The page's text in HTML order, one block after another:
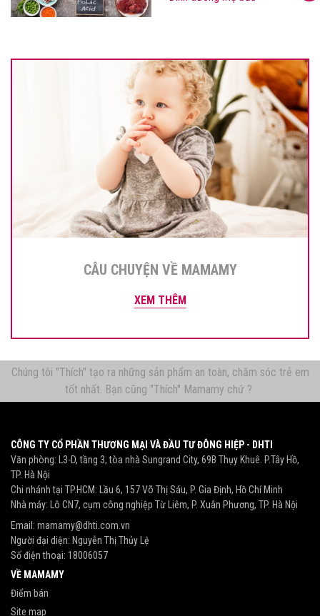
CÂU CHUYỆN VỀ MAMAMY
XEM THÊM
Chúng tôi "Thích" tạo ra những sản phẩm an toàn, chăm sóc trẻ em
tốt nhất. Bạn cũng "Thích" Mamamy chứ ?
CÔNG TY CỔ PHẦN THƯƠNG MẠI VÀ ĐẦU TƯ ĐÔNG HIỆP - DHTI
Văn phòng: L3-D, tầng 3, tòa nhà Sungrand City, 69B Thụy Khuê. P.Tây Hồ,
TP. Hà Nội
Chi nhánh tại TP.HCM: Lầu 6, 157 Võ Thị Sáu, P. Gia Định, Hồ Chí Minh
Nhà máy: Lô CN7, cụm công nghiệp Từ Liêm, P. Xuân Phương, TP. Hà Nội
Email: mamamy@dhti.com.vn
Người đại diện: Nguyễn Thị Thủy Lệ
Số điện thoại: 18006057
VỀ MAMAMY
Điểm bán
Site map